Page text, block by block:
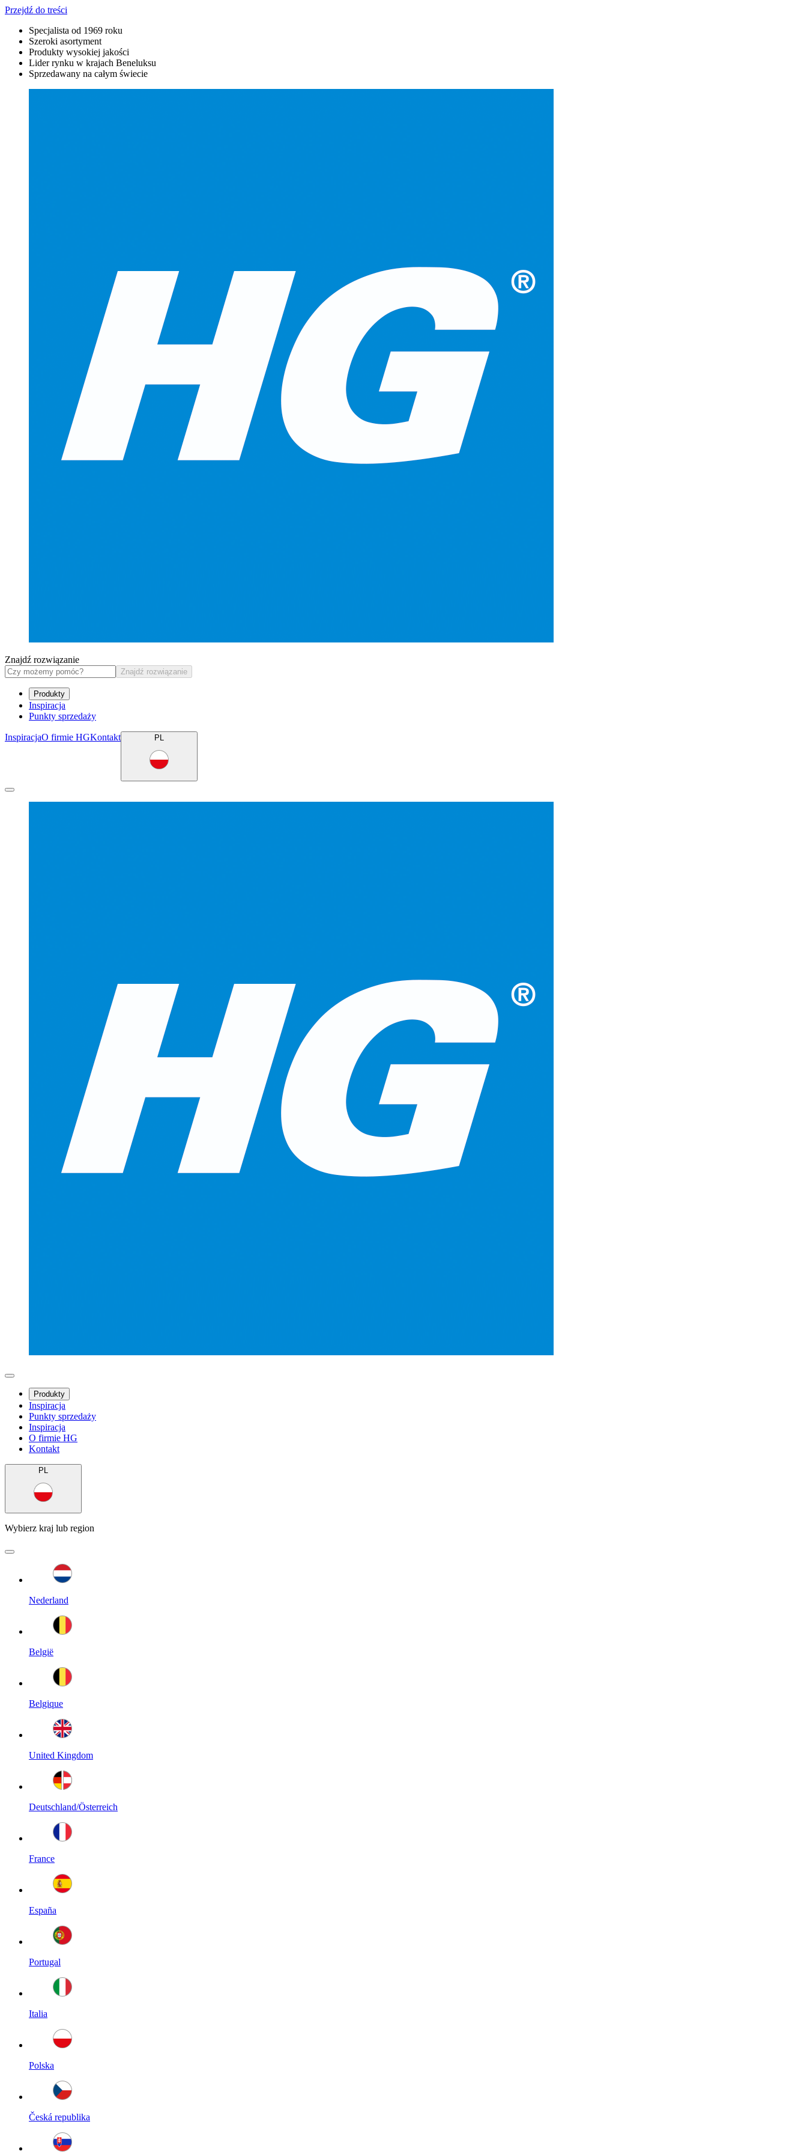
Przejdź do treści
Specjalista od 1969 roku
Szeroki asortyment
Produkty wysokiej jakości
Lider rynku w krajach Beneluksu
Sprzedawany na całym świecie
Znajdź rozwiązanie
Znajdź rozwiązanie
Produkty
Inspiracja
Punkty sprzedaży
InspiracjaO firmie HGKontakt PL
Produkty
Inspiracja
Punkty sprzedaży
Inspiracja
O firmie HG
Kontakt
PL
Wybierz kraj lub region
Nederland
België
Belgique
United Kingdom
Deutschland/Österreich
France
España
Portugal
Italia
Polska
Česká republika